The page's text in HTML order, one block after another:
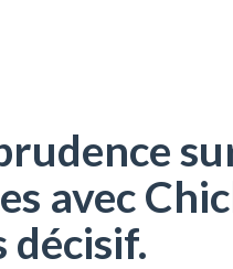
avec
décisif.